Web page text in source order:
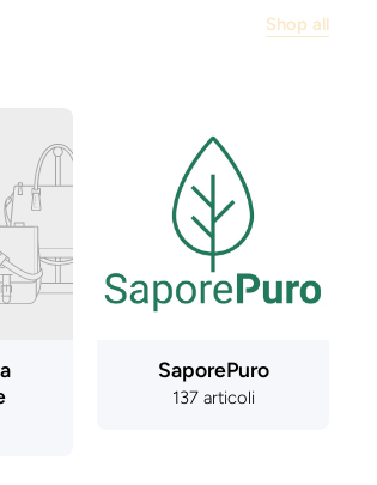
SaporePuro
137 articoli
Shop all